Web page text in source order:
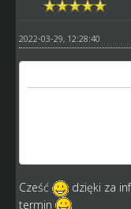
2022-03-29, 12:28:40
Cześć
dzięki za
termin